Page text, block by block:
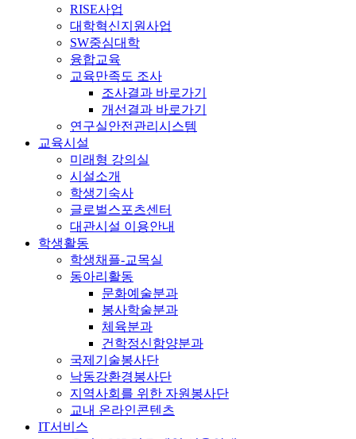
RISE사업
대학혁신지원사업
SW중심대학
융합교육
교육만족도 조사
조사결과 바로가기
개선결과 바로가기
연구실안전관리시스템
교육시설
미래형 강의실
시설소개
학생기숙사
글로벌스포츠센터
대관시설 이용안내
학생활동
학생채플-교목실
동아리활동
문화예술분과
봉사학술분과
체육분과
건학정신함양분과
국제기술봉사단
낙동강환경봉사단
지역사회를 위한 자원봉사단
교내 온라인콘텐츠
IT서비스